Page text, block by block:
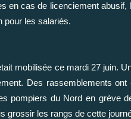
en cas de licenciement
pour les salariés.
mobilisée ce mardi 27 juin.
Des rassemblements
pompiers du Nord en grève
grossir les rangs de cette